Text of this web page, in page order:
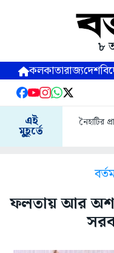
৮
কলকাতারাজ্যদেশ
এই
মুহূর্তে
নৈহাটির
ফলতায় আর